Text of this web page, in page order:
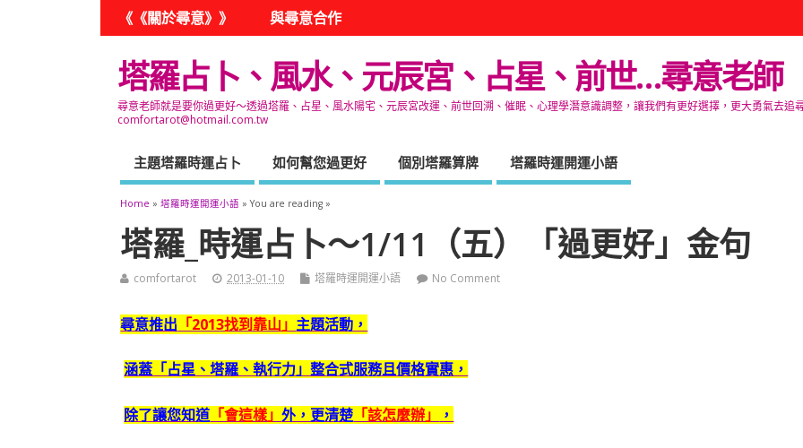
《《關於尋意》》 與尋意合作
塔羅占卜、風水、元辰宮、占星、前世…尋意老師
尋意老師就是要你過更好～透過塔羅、占星、風水陽宅、元辰宮改運、前世回溯、催眠、心理學潛意識調整，讓我們有更好選擇，更大勇氣去
comfortarot@hotmail.com.tw
主題塔羅時運占卜 如何幫您過更好 個別塔羅算牌 塔羅時運開運小語
Home »塔羅時運開運小語 » You are reading »
塔羅_時運占卜～1/11（五）「過更好」金句
comfortarot 2013-01-10 塔羅時運開運小語 No Comment
尋意推出 「2013找到靠山」 主題活動，
涵蓋「占星、塔羅、執行力」整合式服務且價格實惠，
除了讓您知道 「會這樣」外，更清楚 「該怎麼辦」 ，